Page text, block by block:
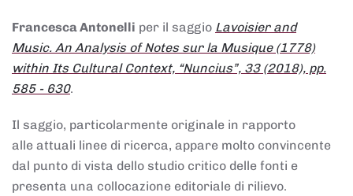
Francesca Antonelli per il saggio Lavoisier and
Music. An Analysis of Notes sur la Musique (1778)
within Its Cultural Context, “Nuncius”, 33 (2018), pp.
585 - 630.
Il saggio, particolarmente originale in rapporto
alle attuali linee di ricerca, appare molto convincente
dal punto di vista dello studio critico delle fonti e
presenta una collocazione editoriale di rilievo.